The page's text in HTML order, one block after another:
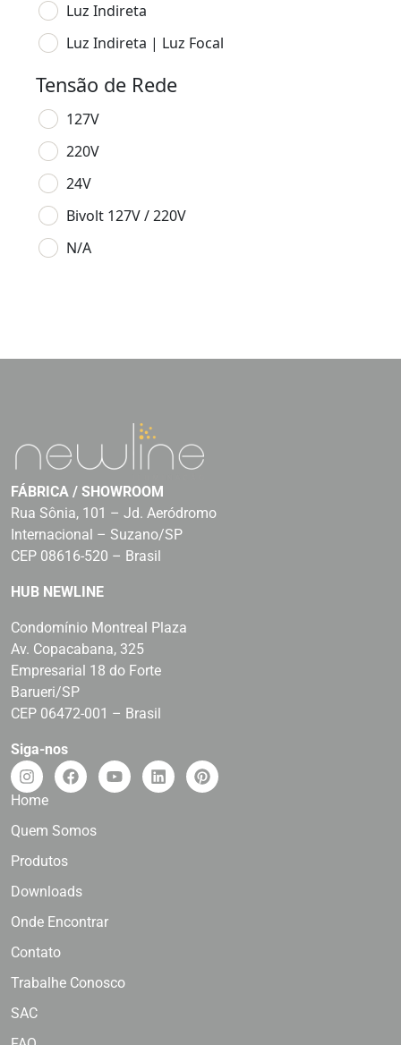
Luz Indireta
Luz Indireta | Luz Focal
Tensão de Rede
127V
220V
24V
Bivolt 127V / 220V
N/A
FÁBRICA / SHOWROOM
Rua Sônia, 101 – Jd. Aeródromo
Internacional – Suzano/SP
CEP 08616-520 – Brasil
HUB NEWLINE
Condomínio Montreal Plaza
Av. Copacabana, 325
Empresarial 18 do Forte
Barueri/SP
CEP 06472-001 – Brasil
Siga-nos
Home
Quem Somos
Produtos
Downloads
Onde Encontrar
Contato
Trabalhe Conosco
SAC